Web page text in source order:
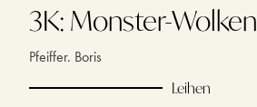
3K: Monster-Wolken
Pfeiffer. Boris
Leihen